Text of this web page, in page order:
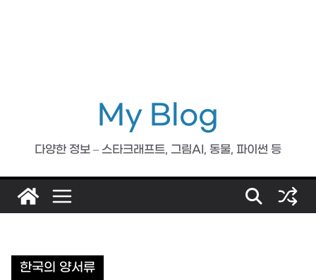
My Blog
다양한 정보 – 스타크래프트, 그림AI, 동물, 파이썬 등
한국의 양서류